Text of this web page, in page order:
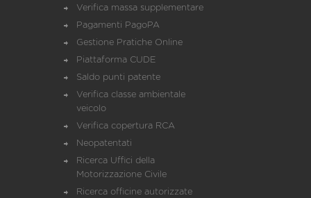
Verifica massa supplementare
Pagamenti PagoPA
Gestione Pratiche Online
Piattaforma CUDE
Saldo punti patente
Verifica classe ambientale
veicolo
Verifica copertura RCA
Neopatentati
Ricerca Uffici della
Motorizzazione Civile
Ricerca officine autorizzate